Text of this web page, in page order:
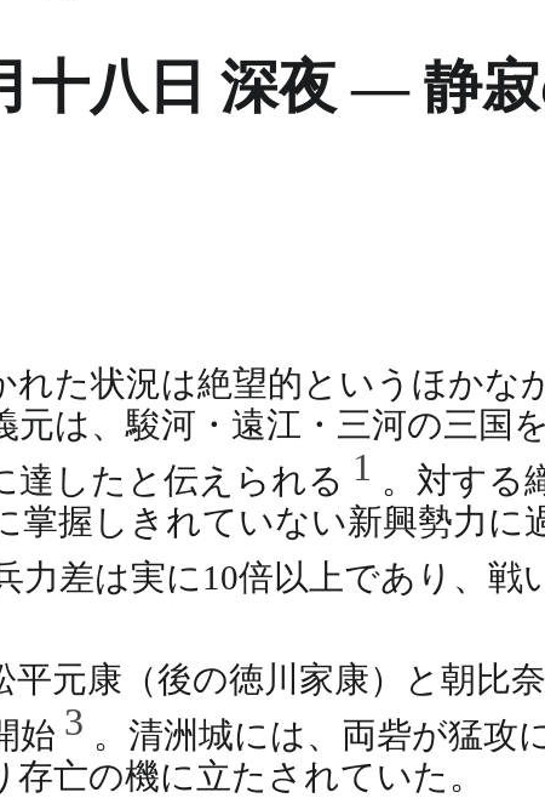
十八日 深夜 ― 静
た状況は絶望的というほかな
元は、駿河・遠江・三河の三国
達したと伝えられる 1 。対する
掌握しきれていない新興勢力に
力差は実に10倍以上であり、
元康（後の徳川家康）と朝比
始 3 。清洲城には、両砦が猛攻
亡の機に立たされていた。